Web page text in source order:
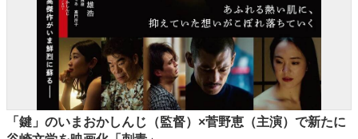
「鍵」のいまおかしんじ（監督）×菅野恵（主演）で新たに